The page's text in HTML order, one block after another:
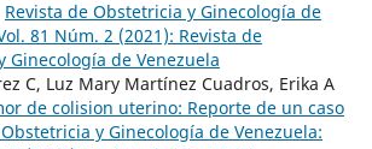
Revista de Obstetricia y Ginecología de
81 Núm. 2 (2021): Revista de
Ginecología de Venezuela
C, Luz Mary Martínez Cuadros, Erika A
de colision uterino: Reporte de un caso
y Ginecología de Venezuela: